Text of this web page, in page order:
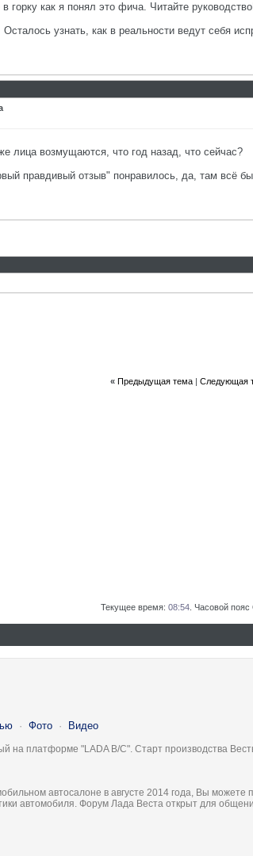
горку как я понял это фича. Читайте
Осталось узнать, как в реальности ведут себя
лица возмущаются, что год назад, что сейчас?
правдивый отзыв" понравилось, да, там всё
« Предыдущая тема| Следующая
Текущее время: 08:54 . Часовой пояс
· Фото · Видео
на платформе "LADA B/C". Старт производства
автосалоне в августе 2014 года, Вы
автомобиля. Форум Лада Веста открыт для